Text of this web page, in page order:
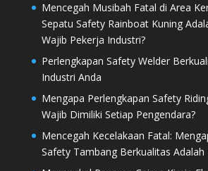
Mencegah Musibah Fatal di Area
Sepatu Safety Rainboat Kuning
Wajib Pekerja Industri?
Perlengkapan Safety Welder
Industri Anda
Mengapa Perlengkapan Safety
Wajib Dimiliki Setiap Pengendara?
Mencegah Kecelakaan Fatal:
Safety Tambang Berkualitas Adalah